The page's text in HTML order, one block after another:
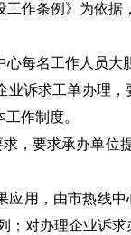
工作条例》为依
每名工作人员大
诉求工单办理，
作制度。
求，要求承办单
应用，由市热线
；对办理企业诉求